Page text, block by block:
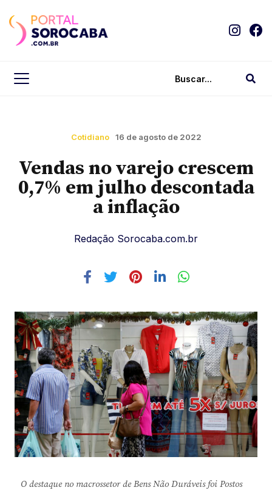
Cotidiano 16 de agosto de 2022
Vendas no varejo crescem
0,7% em julho descontada
a inflação
Redação Sorocaba.com.br
O destaque no macrossetor de Bens Não Duráveis foi Postos